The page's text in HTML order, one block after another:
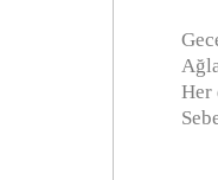
Her